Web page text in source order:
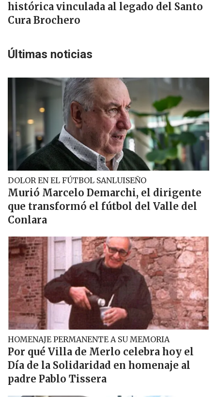
histórica vinculada al legado del Santo
Cura Brochero
Últimas noticias
DOLOR EN EL FÚTBOL SANLUISEÑO
Murió Marcelo Demarchi, el dirigente
que transformó el fútbol del Valle del
Conlara
HOMENAJE PERMANENTE A SU MEMORIA
Por qué Villa de Merlo celebra hoy el
Día de la Solidaridad en homenaje al
padre Pablo Tissera